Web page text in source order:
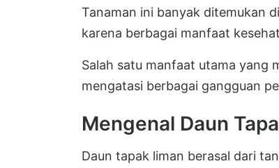
Tanaman ini banyak ditemukan
karena berbagai manfaat
Salah satu manfaat utama yang
mengatasi berbagai gangguan
Mengenal Daun
Daun tapak liman berasal dari